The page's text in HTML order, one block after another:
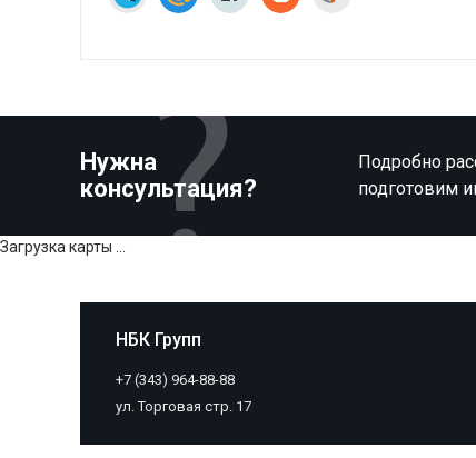
Нужна
консультация?
Подробно
подготовим
НБК Групп
+7 (343) 964-88-88
ул. Торговая стр. 17
Загрузка карты ...